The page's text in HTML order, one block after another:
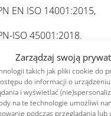
Zarządzaj swoją
takich jak pliki cookie do
do informacji o
i wyświetlać
na te technologie umożliwi
podczas przeglądania
EN ISO 14001:2015,
ISO 45001:2018.
przygotowujemy
przyrządów
kompetencji
dla